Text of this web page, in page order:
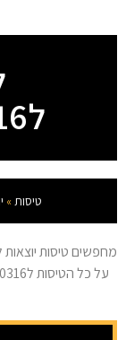
ל202404080316
טיסות »
על כל הטיסות ל202404080316. המידע מתעדכן מספר פעמים בשעה.